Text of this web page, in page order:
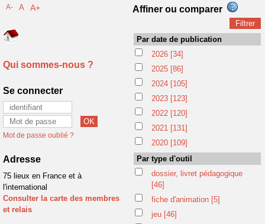
A- A A+
Qui sommes-nous ?
Se connecter
Mot de passe oublié ?
Adresse
75 lieux en France et à
l'international
Consulter la carte des membres
et relais
Affiner ou comparer
Par date de publication
2026 [34]
2025 [86]
2024 [105]
2023 [123]
2022 [120]
2021 [131]
2020 [109]
Par type d'outil
dossier, livret pédagogique
[46]
fiche d'animation [5]
jeu [46]